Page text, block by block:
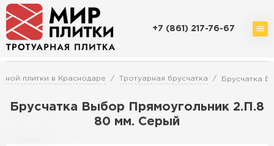
+7 (861) 217-76-67
плитки в Краснодаре Тротуарная брусчатка Брусчатка
Брусчатка Выбор Прямоугольник 2.П.8
80 мм. Серый